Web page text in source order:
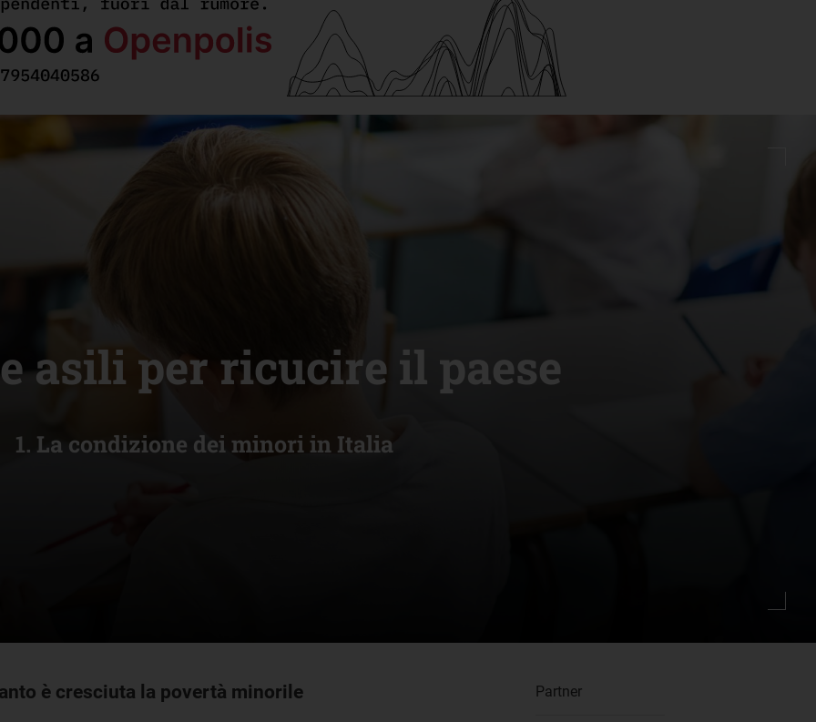
asili per ricucire il paese
1. La condizione dei minori in Italia
Partner
è cresciuta la povertà minorile